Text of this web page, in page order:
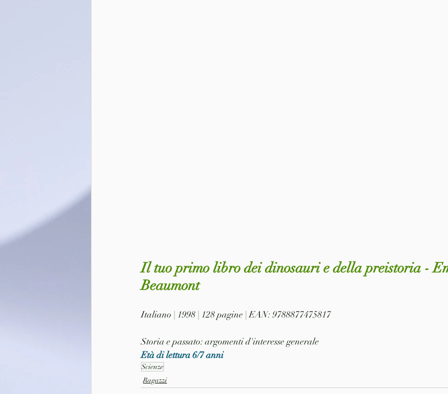
Il tuo primo libro dei dinosauri e della preistoria -
Beaumont
Italiano | 1998 | 128 pagine | EAN: 9788877475817
Storia e passato: argomenti d'interesse generale
Età di lettura 6/7 anni
Scienze
Ragazzi